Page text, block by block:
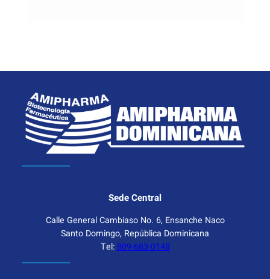
Sede Central
Calle General Cambiaso No. 6, Ensanche Naco
Santo Domingo, República Dominicana
Tel: 809-683-0148